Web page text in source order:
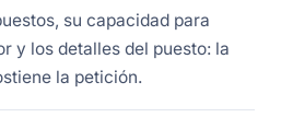
su capacidad para
y los detalles del puesto: la
la petición.